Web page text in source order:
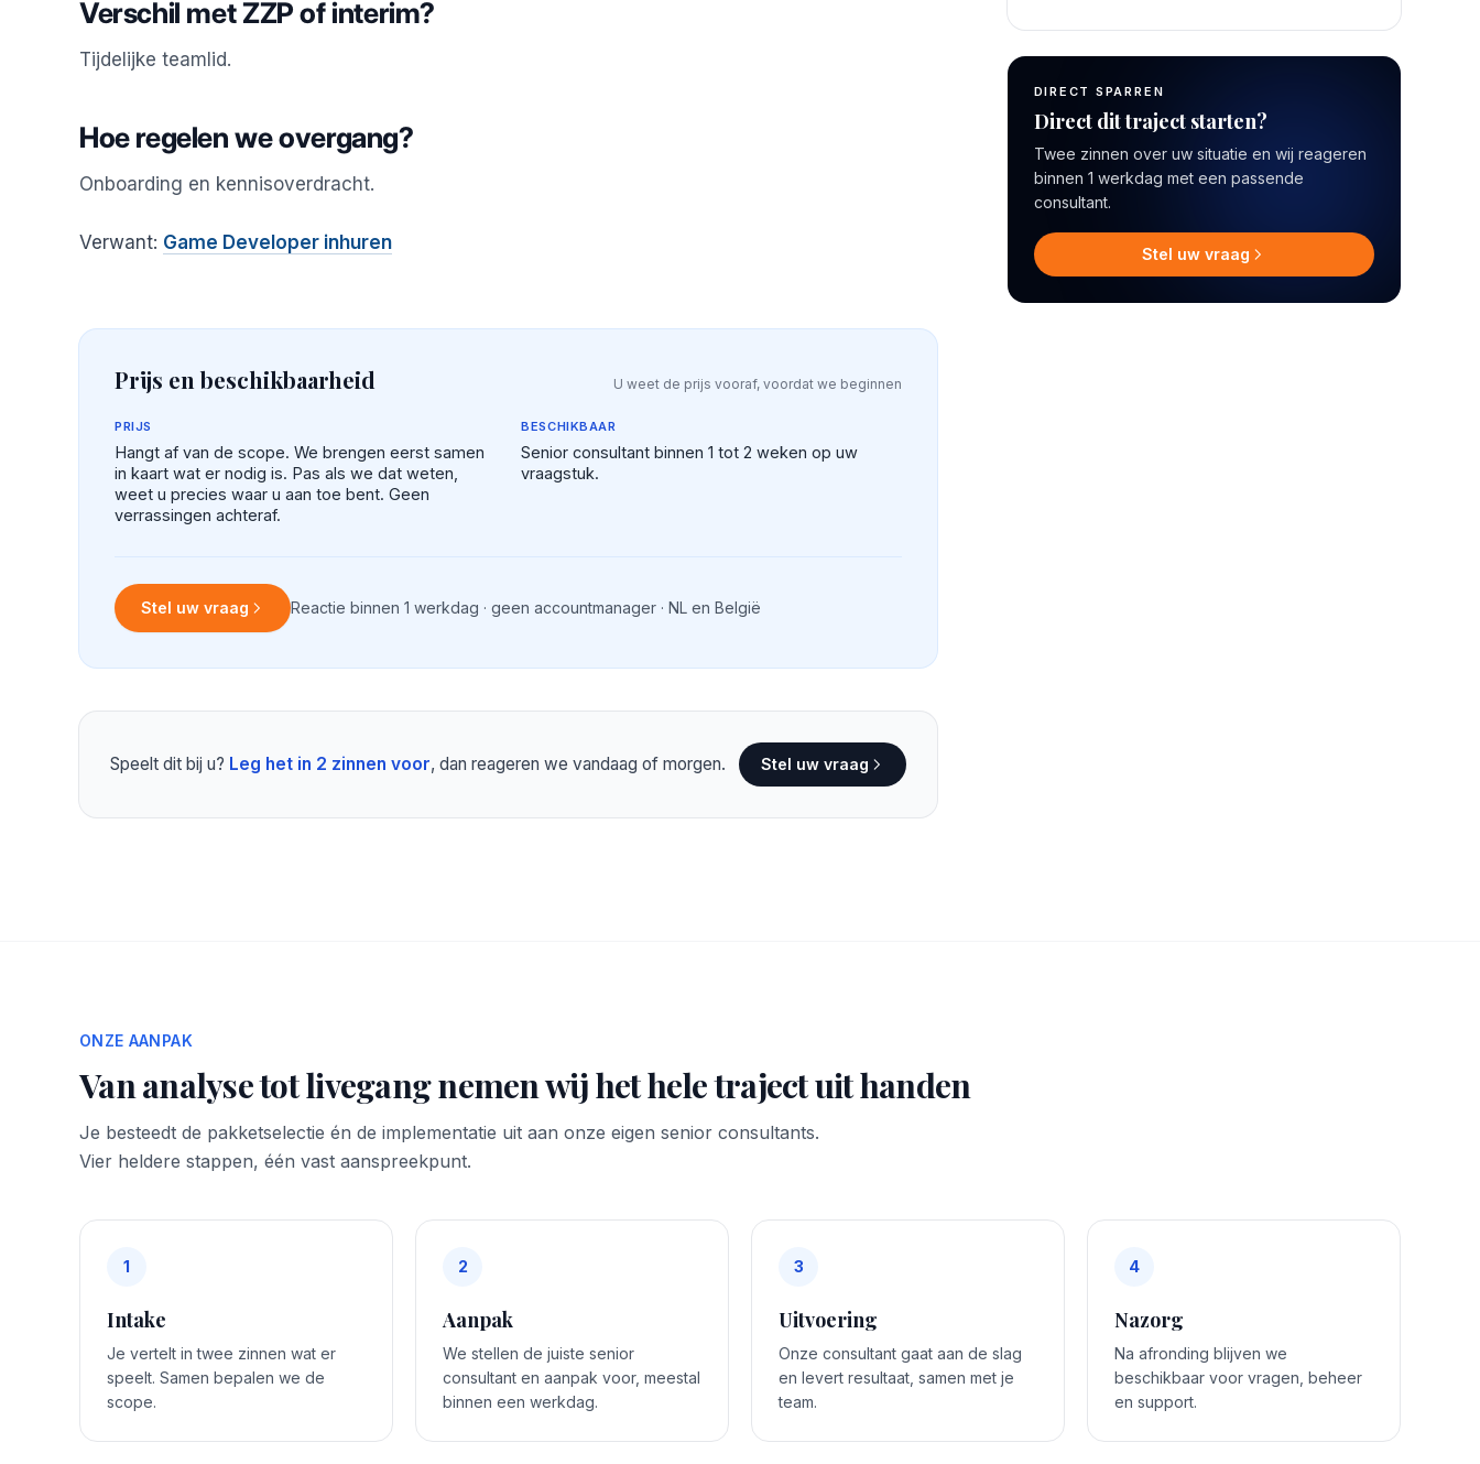
Verschil met ZZP of interim?
Tijdelijke teamlid.
Hoe regelen we overgang?
Onboarding en kennisoverdracht.
Verwant: Game Developer inhuren
Prijs en beschikbaarheid U weet de prijs vooraf, voordat we beginnen
PRIJS
Hangt af van de scope. We brengen eerst samen
in kaart wat er nodig is. Pas als we dat weten,
weet u precies waar u aan toe bent. Geen
verrassingen achteraf.
BESCHIKBAAR
Senior consultant binnen 1 tot 2 weken op uw
vraagstuk.
Stel uw vraag Reactie binnen 1 werkdag · geen accountmanager · NL en België
Speelt dit bij u? Leg het in 2 zinnen voor, dan reageren we vandaag of morgen. Stel uw vraag
DIRECT SPARREN
Direct dit traject starten?
Twee zinnen over uw situatie en wij reageren
binnen 1 werkdag met een passende
consultant.
Stel uw vraag
ONZE AANPAK
Van analyse tot livegang nemen wij het hele traject uit handen
Je besteedt de pakketselectie én de implementatie uit aan onze eigen senior consultants.
Vier heldere stappen, één vast aanspreekpunt.
1
Intake
Je vertelt in twee zinnen wat er
speelt. Samen bepalen we de
scope.
2
Aanpak
We stellen de juiste senior
consultant en aanpak voor, meestal
binnen een werkdag.
3
Uitvoering
Onze consultant gaat aan de slag
en levert resultaat, samen met je
team.
4
Nazorg
Na afronding blijven we
beschikbaar voor vragen, beheer
en support.